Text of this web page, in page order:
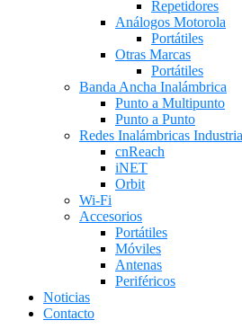
Repetidores
Análogos Motorola
Portátiles
Otras Marcas
Portátiles
Banda Ancha Inalámbrica
Punto a Multipunto
Punto a Punto
Redes Inalámbricas
cnReach
iNET
Orbit
Wi-Fi
Accesorios
Portátiles
Móviles
Antenas
Periféricos
Noticias
Contacto